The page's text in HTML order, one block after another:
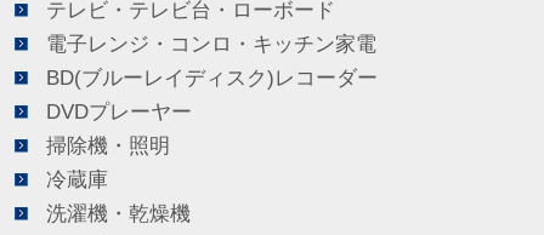
テレビ・テレビ台・ローボード
電子レンジ・コンロ・キッチン家電
BD(ブルーレイディスク)レコーダー
DVDプレーヤー
掃除機・照明
冷蔵庫
洗濯機・乾燥機